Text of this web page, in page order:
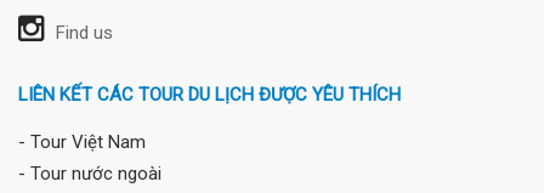
Find us
LIÊN KẾT CÁC TOUR DU LỊCH ĐƯỢC YÊU THÍCH
- Tour Việt Nam
- Tour nước ngoài